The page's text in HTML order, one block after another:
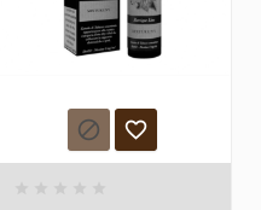
 